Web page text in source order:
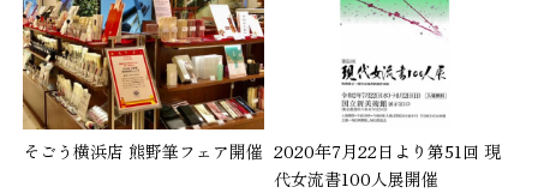
そごう横浜店 熊野筆フェア開催 2020年7月22日より第51回 現
代女流書100人展開催